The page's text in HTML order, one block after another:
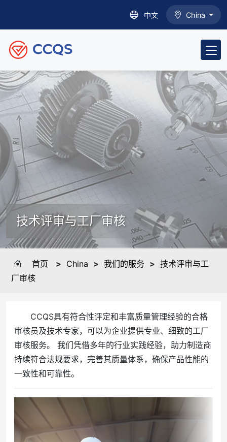
中文 China
技术评审与工厂审核
首页 > China > 我们的服务 > 技术评审与工
厂审核
CCQS具有符合性评定和丰富质量管理经验的合格
审核员及技术专家，可以为企业提供专业、细致的工厂
审核服务。 我们凭借多年的行业实践经验，助力制造商
持续符合法规要求，完善其质量体系，确保产品性能的
一致性和可靠性。